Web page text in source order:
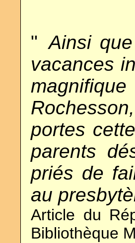
" ..Ainsi
vacances
portes
parents
priés de
au
Article du
Bibliothèque